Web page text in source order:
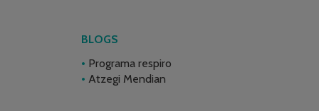
BLOGS
Programa respiro
Atzegi Mendian